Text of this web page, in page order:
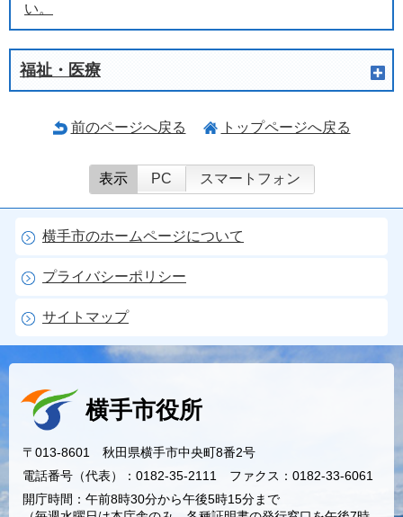
い。
福祉・医療
前のページへ戻る トップページへ戻る
表示 PC スマートフォン
横手市のホームページについて
プライバシーポリシー
サイトマップ
横手市役所
〒013-8601 秋田県横手市中央町8番2号
電話番号（代表）：0182-35-2111 ファクス：0182-33-6061
開庁時間：午前8時30分から午後5時15分まで